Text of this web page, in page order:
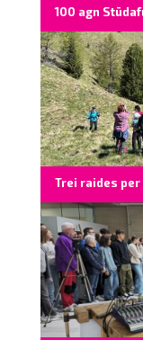
100 agn
Trei raides